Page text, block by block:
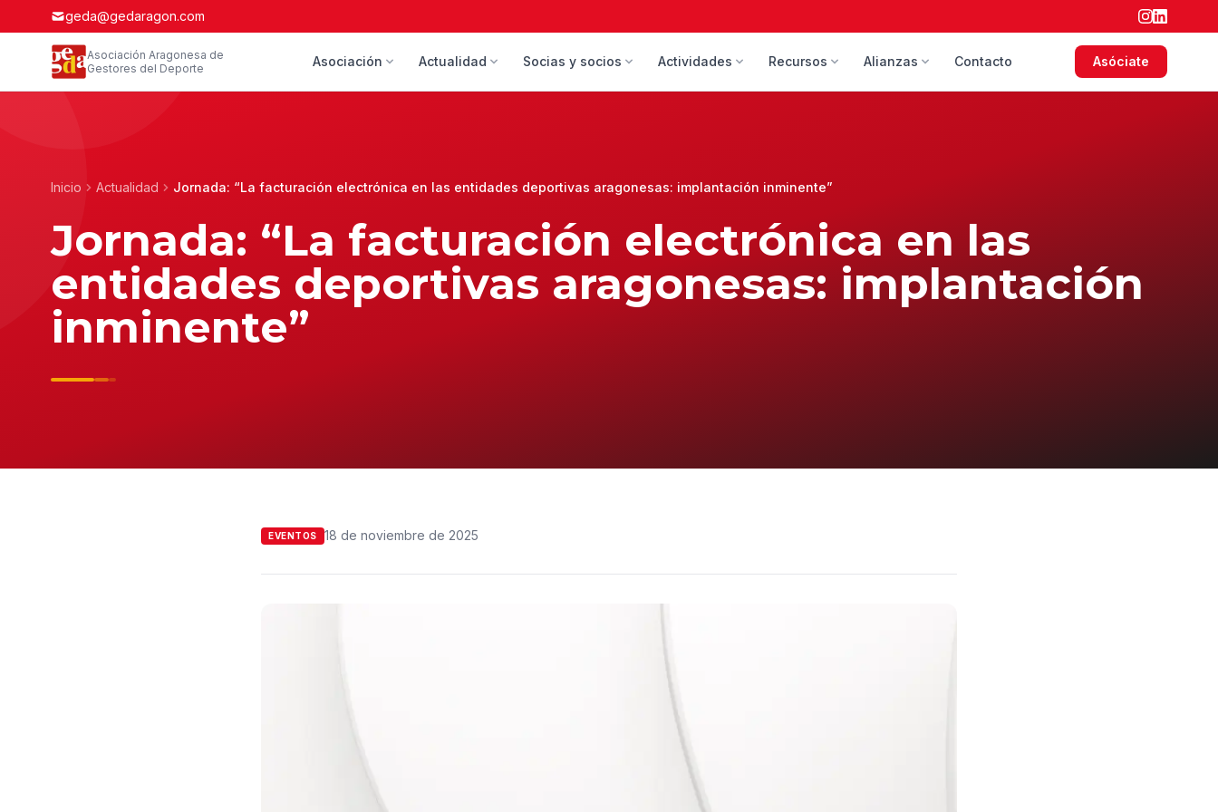
geda@gedaragon.com
Asociación Aragonesa de
Gestores del Deporte
Asociación Actualidad Socias y socios Actividades Recursos Alianzas Contacto Asóciate
Inicio Actualidad Jornada: “La facturación electrónica en las entidades deportivas aragonesas: implantación inminente”
Jornada: “La facturación electrónica en las
entidades deportivas aragonesas: implantación
inminente”
EVENTOS 18 de noviembre de 2025